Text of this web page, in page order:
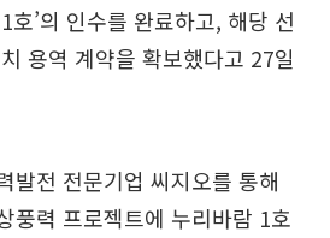
호’의 인수를 완료하고, 해당 선
용역 계약을 확보했다고 27일
발전 전문기업 씨지오를 통해
풍력 프로젝트에 누리바람 1호